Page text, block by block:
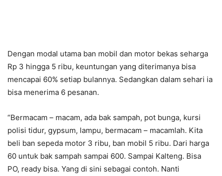
Dengan modal utama ban mobil dan motor bekas seharga
Rp 3 hingga 5 ribu, keuntungan yang diterimanya bisa
mencapai 60% setiap bulannya. Sedangkan dalam sehari ia
bisa menerima 6 pesanan.
“Bermacam – macam, ada bak sampah, pot bunga, kursi
polisi tidur, gypsum, lampu, bermacam – macamlah. Kita
beli ban sepeda motor 3 ribu, ban mobil 5 ribu. Dari harga
60 untuk bak sampah sampai 600. Sampai Kalteng. Bisa
PO, ready bisa. Yang di sini sebagai contoh. Nanti